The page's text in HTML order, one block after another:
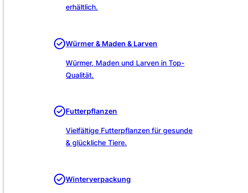
erhältlich.
Würmer & Maden & Larven
Würmer, Maden und Larven in Top-
Qualität.
Futterpflanzen
Vielfältige Futterpflanzen für gesunde
& glückliche Tiere.
Winterverpackung